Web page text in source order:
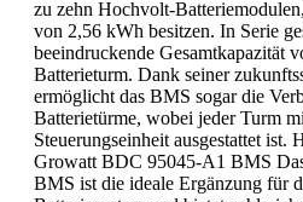
zu zehn Hochvolt-
von 2,56 kWh besitzen. In Serie
beeindruckende Gesamtkapazität
Batterieturm. Dank seiner
ermöglicht das BMS sogar die
Batterietürme, wobei jeder Turm
Steuerungseinheit ausgestattet ist.
Growatt BDC 95045-A1 BMS
BMS ist die ideale Ergänzung für